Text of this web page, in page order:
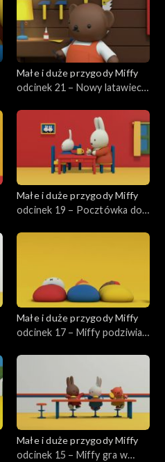
Małe i duże przygody Miffy
odcinek 21 – Nowy latawiec
Małe i duże przygody Miffy
odcinek 19 – Pocztówka do
Małe i duże przygody Miffy
odcinek 17 – Miffy podziwia
Małe i duże przygody Miffy
odcinek 15 – Miffy gra w